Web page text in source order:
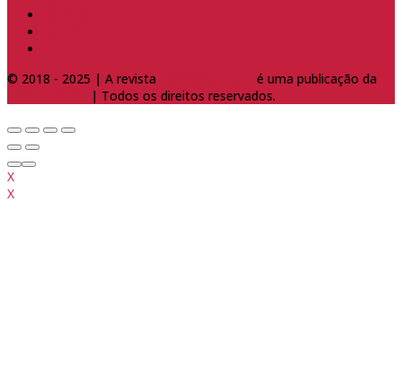
© 2018 - 2025 | A revista
é uma publicação da
| Todos os direitos reservados.
X
X